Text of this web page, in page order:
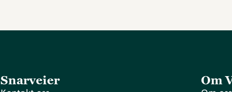
Snarveier Om